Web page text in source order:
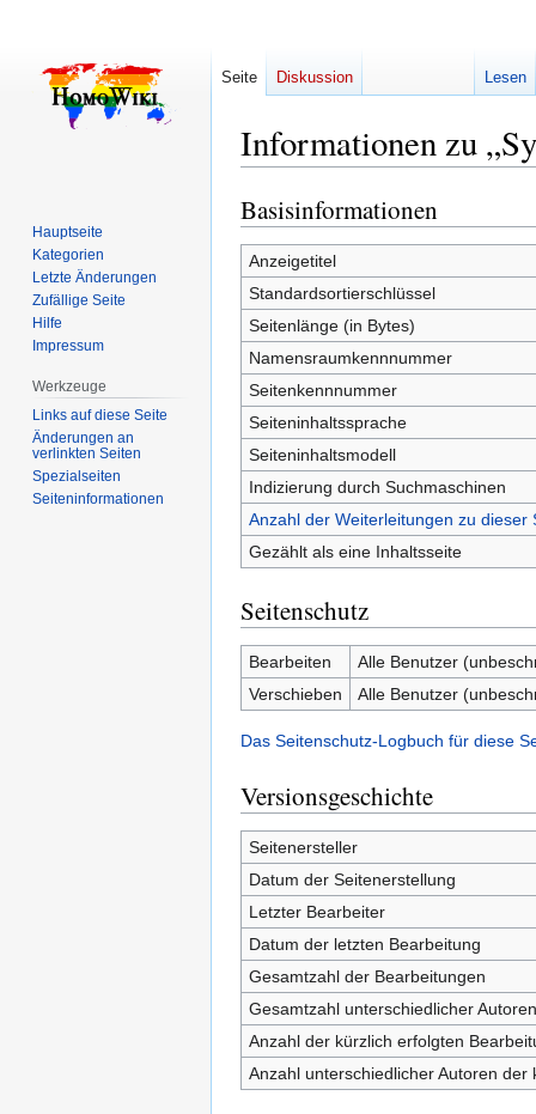
Informationen zu
Zur
Navigation
springen
Zur
Suche
springen
Basisinformationen
Anzeigetitel
Standardsortierschlüssel
Seitenlänge (in Bytes)
Namensraumkennnummer
Seitenkennnummer
Seiteninhaltssprache
Seiteninhaltsmodell
Indizierung durch Suchmaschinen
Anzahl der Weiterleitungen zu dieser
Gezählt als eine Inhaltsseite
Seitenschutz
Bearbeiten
Alle Benutzer
Verschieben
Alle Benutzer
Das Seitenschutz-Logbuch für diese
Versionsgeschichte
Seitenersteller
Datum der Seitenerstellung
Letzter Bearbeiter
Datum der letzten Bearbeitung
Gesamtzahl der Bearbeitungen
Gesamtzahl unterschiedlicher Autoren
Anzahl der kürzlich erfolgten
Anzahl unterschiedlicher Autoren
Seite Diskussion Lesen
Hauptseite
Kategorien
Letzte Änderungen
Zufällige Seite
Hilfe
Impressum
Werkzeuge
Links auf diese Seite
Änderungen an
verlinkten Seiten
Spezialseiten
Seiten­­informationen